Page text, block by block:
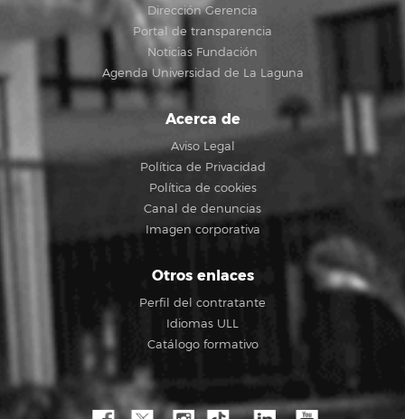
Dirección Gerencia
Portal de transparencia
Noticias Fundación
Agenda Universidad de La Laguna
Acerca de
Aviso Legal
Política de Privacidad
Política de cookies
Canal de denuncias
Imagen corporativa
Otros enlaces
Perfil del contratante
Idiomas ULL
Catálogo formativo